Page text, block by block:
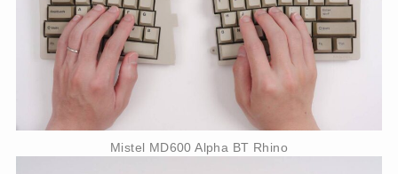
Mistel MD600 Alpha BT Rhino